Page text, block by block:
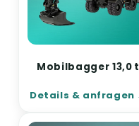
Mobilbagger 13,0 t
Details & anfragen